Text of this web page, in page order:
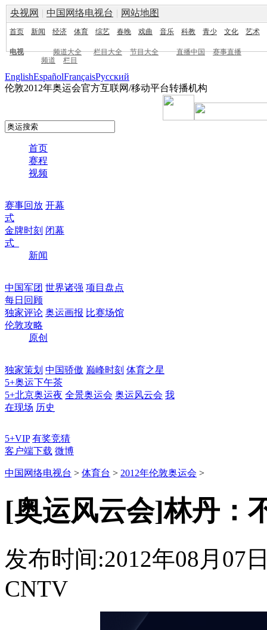
央视网 | 中国网络电视台 | 网站地图
首页 新闻 经济 体育 综艺 春晚 戏曲 音乐 科教 青少 文化 艺术
电视 频道大全 栏目大全 节目大全 直播中国
赛事直播
频道
栏目
EnglishEspañolFrançaisPусский
伦敦2012年奥运会官方互联网/移动平台转播机构
首页
赛程
视频
赛事回放 开幕
式
金牌时刻 闭幕
式
新闻
中国军团 世界诸强 项目盘点
每日回顾
独家评论 奥运画报 比赛场馆
伦敦攻略
原创
独家策划 中国骄傲 巅峰时刻 体育之星
5+奥运下午茶
5+北京奥运夜 全景奥运会 奥运风云会 我
在现场 历史
5+VIP 有奖竞猜
客户端下载 微博
中国网络电视台 > 体育台 > 2012年伦敦奥运会 >
[奥运风云会]林丹：
发布时间:2012年08月07
CNTV